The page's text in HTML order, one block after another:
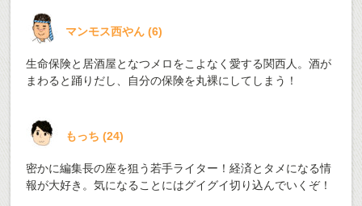
マンモス西やん(6)
生命保険と居酒屋となつメロをこよなく愛する関西人。酒が
まわると踊りだし、自分の保険を丸裸にしてしまう！
もっち(24)
密かに編集長の座を狙う若手ライター！経済とタメになる情
報が大好き。気になることにはグイグイ切り込んでいくぞ！